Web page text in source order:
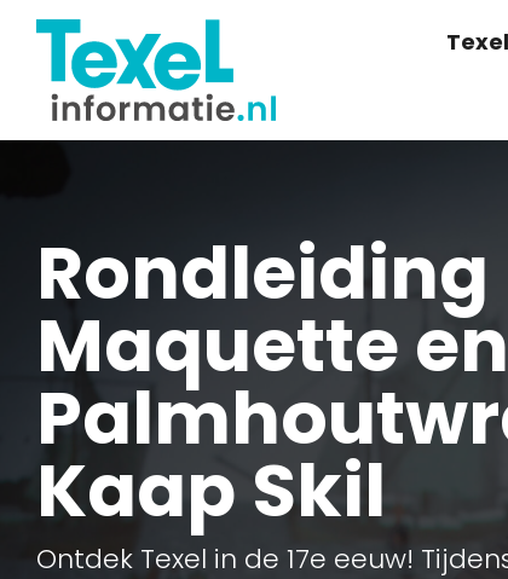
Rondleiding
Maquette en
Kaap Skil
Ontdek Texel in de 17e eeuw!